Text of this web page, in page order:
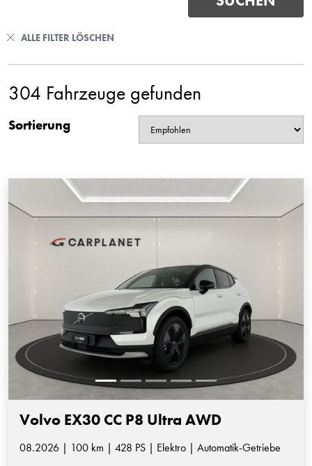
ALLE FILTER LÖSCHEN
304 Fahrzeuge gefunden
Sortierung
Volvo EX30 CC P8 Ultra AWD
08.2026 | 100 km | 428 PS | Elektro | Automatik-Getriebe